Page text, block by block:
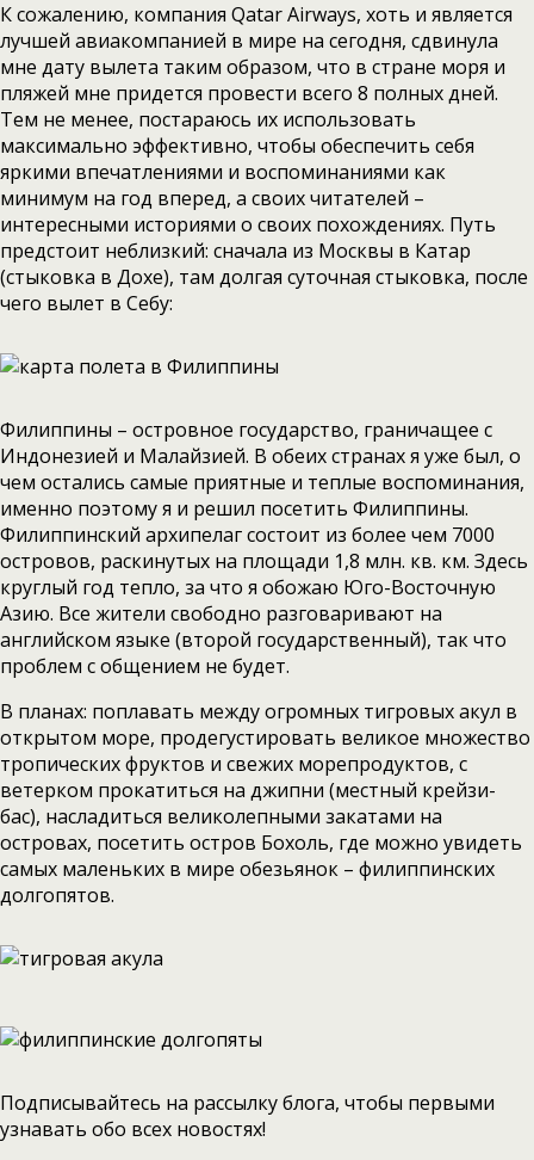
К сожалению, компания Qatar Airways, хоть и является
лучшей авиакомпанией в мире на сегодня, сдвинула
мне дату вылета таким образом, что в стране моря и
пляжей мне придется провести всего 8 полных дней.
Тем не менее, постараюсь их использовать
максимально эффективно, чтобы обеспечить себя
яркими впечатлениями и воспоминаниями как
минимум на год вперед, а своих читателей –
интересными историями о своих похождениях. Путь
предстоит неблизкий: сначала из Москвы в Катар
(стыковка в Дохе), там долгая суточная стыковка, после
чего вылет в Себу:
Филиппины – островное государство, граничащее с
Индонезией и Малайзией. В обеих странах я уже был, о
чем остались самые приятные и теплые воспоминания,
именно поэтому я и решил посетить Филиппины.
Филиппинский архипелаг состоит из более чем 7000
островов, раскинутых на площади 1,8 млн. кв. км. Здесь
круглый год тепло, за что я обожаю Юго-Восточную
Азию. Все жители свободно разговаривают на
английском языке (второй государственный), так что
проблем с общением не будет.
В планах: поплавать между огромных тигровых акул в
открытом море, продегустировать великое множество
тропических фруктов и свежих морепродуктов, с
ветерком прокатиться на джипни (местный крейзи-
бас), насладиться великолепными закатами на
островах, посетить остров Бохоль, где можно увидеть
самых маленьких в мире обезьянок – филиппинских
долгопятов.
Подписывайтесь на рассылку блога, чтобы первыми
узнавать обо всех новостях!